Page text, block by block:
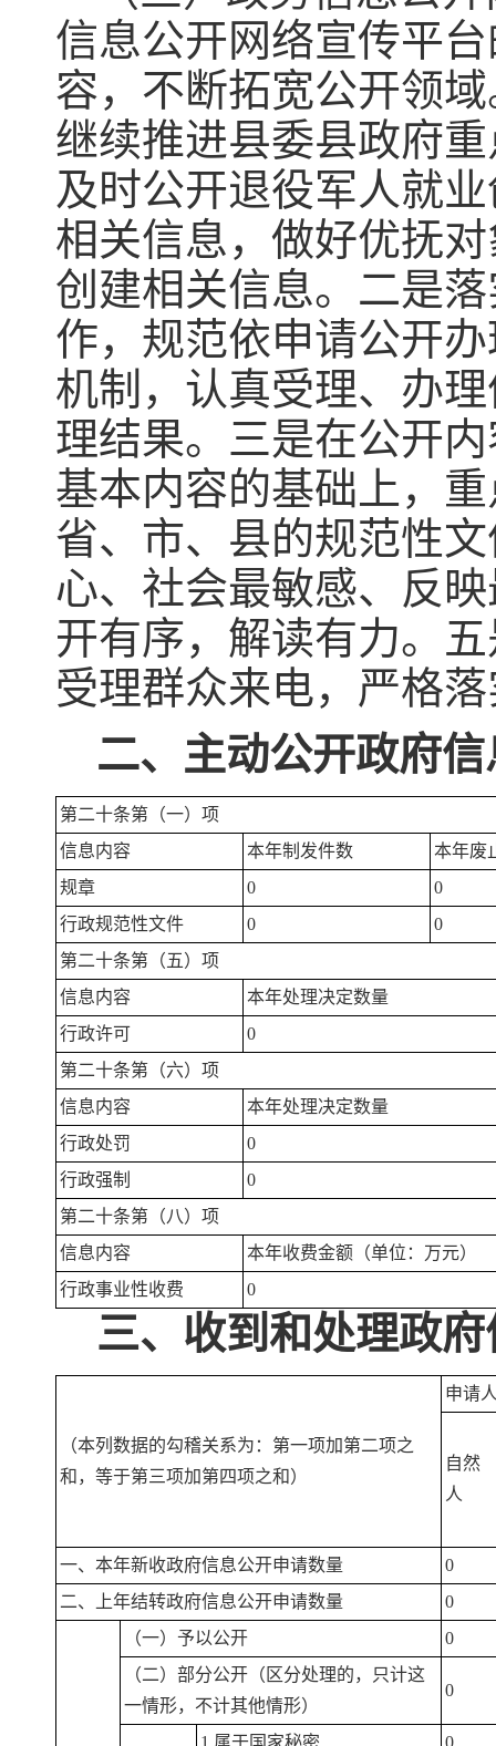
信息公开网络宣传平
容，不断拓宽公开领
继续推进县委县政府
及时公开退役军人就
相关信息，做好优抚
创建相关信息。二是
作，规范依申请公开
机制，认真受理、办
理结果。三是在公开
基本内容的基础上，
省、市、县的规范性
心、社会最敏感、反
开有序，解读有力。
受理群众来电，严格
二、主动公开政府
第二十条第（一）项
信息内容
本年制发件数
本年废
规章
0
0
行政规范性文件
0
0
第二十条第（五）项
信息内容
本年处理决定数量
行政许可
0
第二十条第（六）项
信息内容
本年处理决定数量
行政处罚
0
行政强制
0
第二十条第（八）项
信息内容
本年收费金额（单位：万元）
行政事业性收费
0
三、收到和处理政
（本列数据的勾稽关系为：第一项加第二项之
和，等于第三项加第四项之和）
申请
自然
人
一、本年新收政府信息公开申请数量
0
二、上年结转政府信息公开申请数量
0
（一）予以公开
0
（二）部分公开（区分处理的，只计这
一情形，不计其他情形）
0
1.属于国家秘密 0